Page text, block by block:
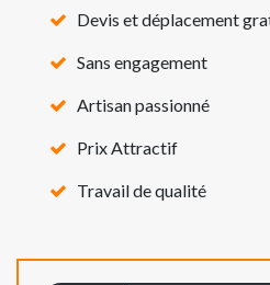
Devis et déplacement
Sans engagement
Artisan passionné
Prix Attractif
Travail de qualité